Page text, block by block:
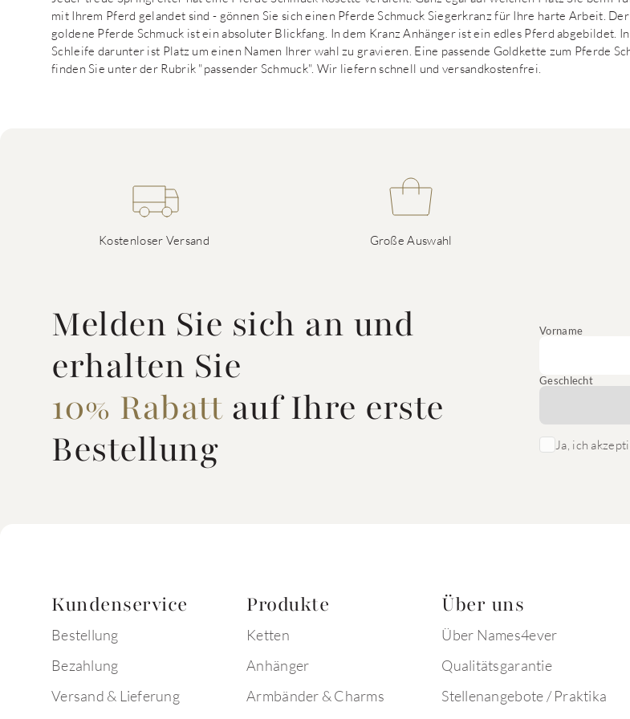
mit Ihrem Pferd gelandet sind - gönnen Sie sich einen Pferde Schmuck Siegerkranz für Ihre harte Arbeit.
goldene Pferde Schmuck ist ein absoluter Blickfang. In dem Kranz Anhänger ist ein edles Pferd abgebildet.
Schleife darunter ist Platz um einen Namen Ihrer wahl zu gravieren. Eine passende Goldkette zum Pferde
finden Sie unter der Rubrik "passender Schmuck". Wir liefern schnell und versandkostenfrei.
Kostenloser Versand Große Auswahl
Melden Sie sich an und
erhalten Sie
10% Rabattauf Ihre erste
Bestellung
Vorname
Geschlecht
Ja, ich
Kundenservice
Bestellung
Bezahlung
Versand & Lieferung
Produkte
Ketten
Anhänger
Armbänder & Charms
Über uns
Über Names4ever
Qualitätsgarantie
Stellenangebote / Praktika